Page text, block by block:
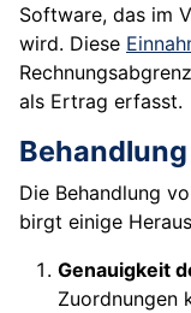
Software, das im
wird. Diese
als Ertrag erfasst.
Die Behandlung
birgt einige
Genauigkeit
Zuordnungen